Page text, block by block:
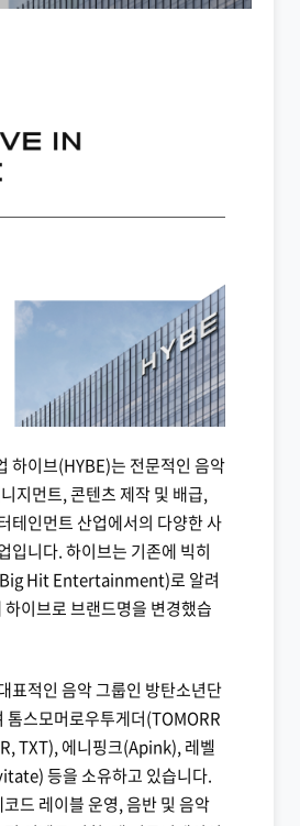
하이브(HYBE)는 전문적인 음악
지먼트, 콘텐츠 제작 및 배급,
테인먼트 산업에서의 다양한 사
입니다. 하이브는 기존에 빅히
Hit Entertainment)로 알려
이브로 브랜드명을 변경했습
표적인 음악 그룹인 방탄소년단
톰스모머로우투게더(TOMORR
TXT), 에니핑크(Apink), 레벨
등을 소유하고 있습니다.
드 레이블 운영, 음반 및 음악